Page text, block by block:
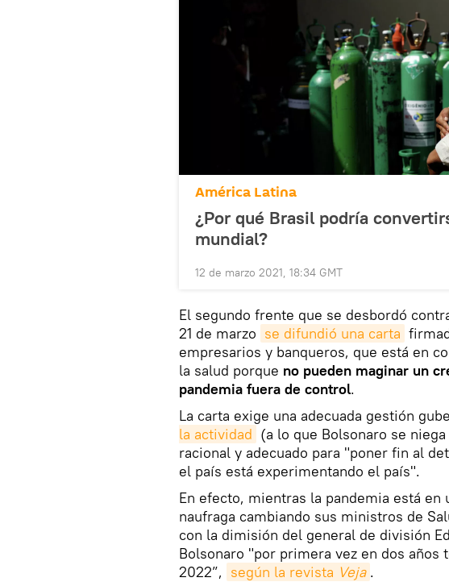
América Latina
¿Por qué Brasil podría
mundial?
12 de marzo 2021, 18:34 GMT
El segundo frente que se desbordó
21 de marzo se difundió una carta
empresarios y banqueros, que está en
la salud porque no pueden maginar un
pandemia fuera de control.
La carta exige una adecuada gestión
la actividad (a lo que Bolsonaro se
racional y adecuado para "poner fin al
el país está experimentando el país".
En efecto, mientras la pandemia está
naufraga cambiando sus ministros de
con la dimisión del general de división
Bolsonaro "por primera vez en dos años
2022”, según la revista Veja .